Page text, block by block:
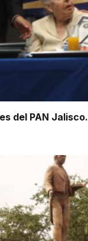
del PAN Jalisco.